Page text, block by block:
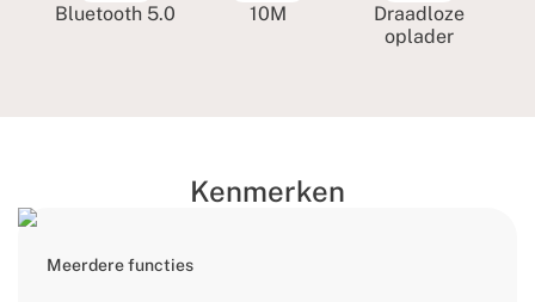
Bluetooth 5.0 10M
Draadloze
oplader
Kenmerken
Meerdere functies